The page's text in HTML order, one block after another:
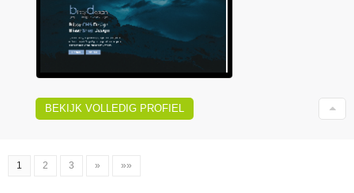
BEKIJK VOLLEDIG PROFIEL
1 2 3 » »»